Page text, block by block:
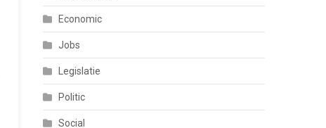
Economic
Jobs
Legislatie
Politic
Social